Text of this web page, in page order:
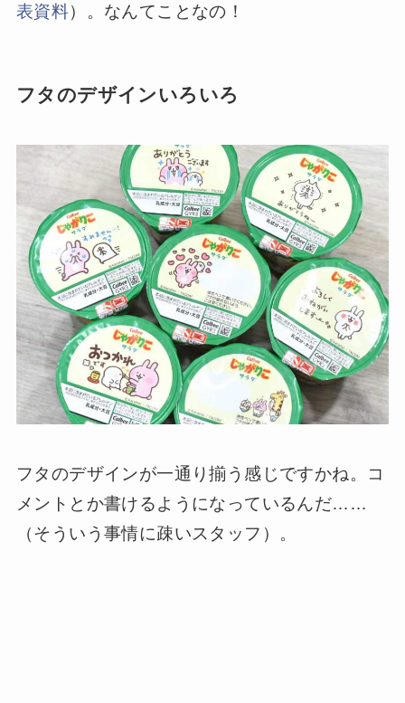
表資料）。なんてことなの！
フタのデザインいろいろ
フタのデザインが一通り揃う感じですかね。コ
メントとか書けるようになっているんだ……
（そういう事情に疎いスタッフ）。